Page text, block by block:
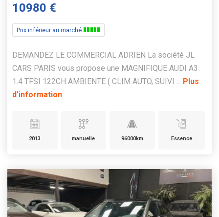
10980 €
Prix inférieur au marché
DEMANDEZ LE COMMERCIAL ADRIEN La société JL
CARS PARIS vous propose une MAGNIFIQUE AUDI A3
1.4 TFSI 122CH AMBIENTE ( CLIM AUTO, SUIVI ... Plus
d'information
2013 manuelle 96000km Essence